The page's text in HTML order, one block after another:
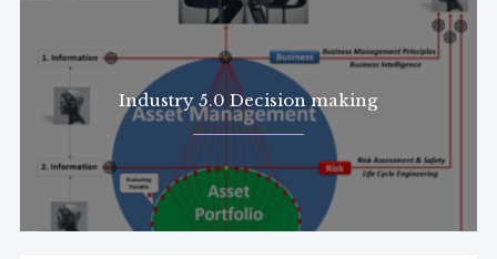
Industry 5.0 Decision making